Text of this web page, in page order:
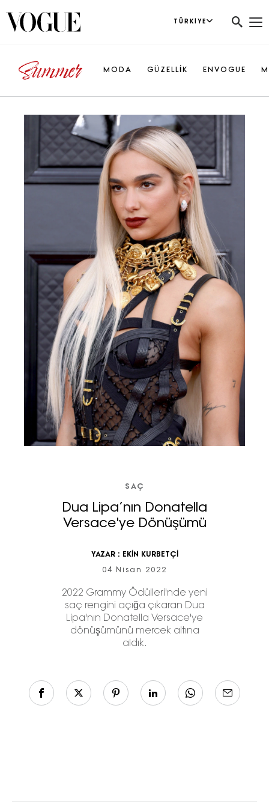
TÜRKIYE
MODA GÜZELLİK ENVOGUE
SAÇ
Dua Lipa’nın Donatella
Versace'ye Dönüşümü
YAZAR : EKİN KURBETÇİ
04 Nisan 2022
2022 Grammy Ödülleri'nde yeni
saç rengini açığa çıkaran Dua
Lipa'nın Donatella Versace'ye
dönüşümünü mercek altına
aldık.